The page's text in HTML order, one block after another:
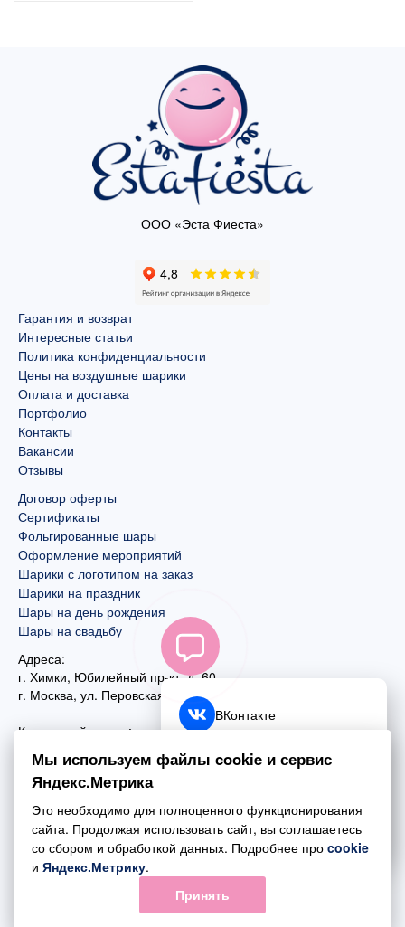
ООО «Эста Фиеста»
Гарантия и возврат
Интересные статьи
Политика конфиденциальности
Цены на воздушные шарики
Оплата и доставка
Портфолио
Контакты
Вакансии
Отзывы
Договор оферты
Сертификаты
Фольгированные шары
Оформление мероприятий
Шарики с логотипом на заказ
Шарики на праздник
Шары на день рождения
Шары на свадьбу
Адреса:
г. Химки, Юбилейный пр-кт, д. 60
г. Москва, ул. Перовская, д. 59
Контактный номер:
+7 (495) 970-44-75
Почта:
mail@esta-fiesta.ru
Режим работы интернет-магазина:
ПН-ВС с 09:00 до 21:00
ВКонтакте
Telegram
Обратный звонок
Мы используем файлы cookie и сервис
Яндекс.Метрика
Это необходимо для полноценного функционирования
сайта. Продолжая использовать сайт, вы соглашаетесь
со сбором и обработкой данных. Подробнее про cookie
и Яндекс.Метрику.
Принять